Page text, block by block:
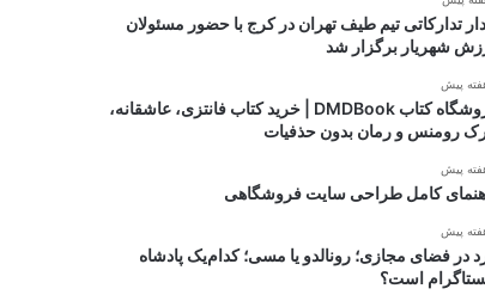
تدارکاتی تیم طیف تهران در کرج با حضور مسئولان
شهریار برگزار شد
فروشگاه کتاب DMDBook | خرید کتاب فانتزی، عاشقانه،
رومنس و رمان بدون حذفیات
کامل طراحی سایت فروشگاهی
در فضای مجازی؛ رونالدو یا مسی؛ کدام‌یک پادشاه
است؟